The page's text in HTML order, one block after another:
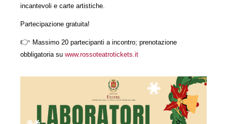
incantevoli e carte artistiche.
Partecipazione gratuita!
👉 Massimo 20 partecipanti a incontro; prenotazione
obbligatoria su www.rossoteatrotickets.it